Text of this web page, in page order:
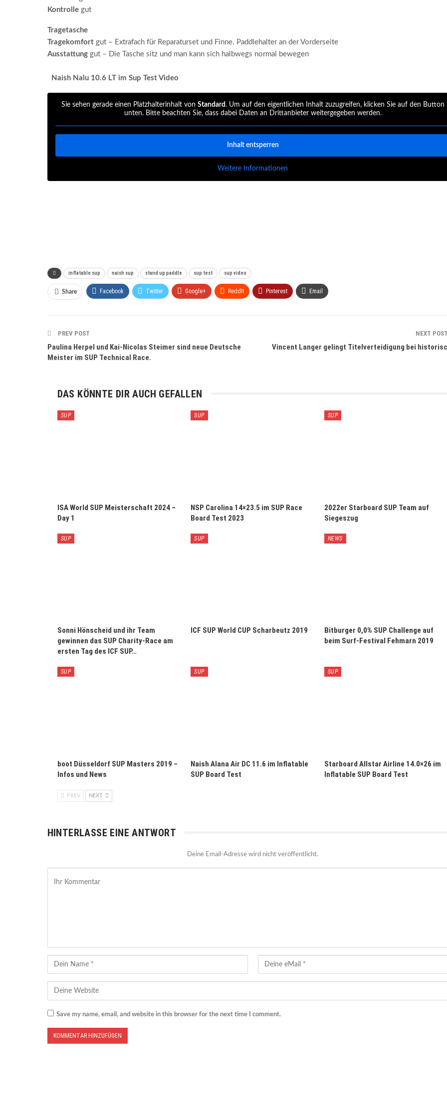
Kontrollegut
Tragetasche
Tragekomfortgut – Extrafach für Reparaturset und Finne. Paddlehalter an der Vorderseite
Ausstattunggut – Die Tasche sitz und man kann sich halbwegs normal bewegen
Naish Nalu 10.6 LT im Sup Test Video
Sie sehen gerade einen Platzhalterinhalt von Standard . Um auf den eigentlichen Inhalt zuzugreifen, klicken Sie auf den Button
unten. Bitte beachten Sie, dass dabei Daten an Drittanbieter weitergegeben werden.
Inhalt entsperren
Weitere Informationen
inflatable sup naish sup stand up paddle sup test sup video
Share Facebook Twitter Google+ ReddIt Pinterest Email
PREV POST
Paulina Herpel und Kai-Nicolas Steimer sind neue Deutsche
Meister im SUP Technical Race.
NEXT POST
Vincent Langer gelingt Titelverteidigung bei
DAS KÖNNTE DIR AUCH GEFALLEN
SUP
ISA World SUP Meisterschaft 2024 –
Day 1
SUP
NSP Carolina 14×23.5 im SUP Race
Board Test 2023
SUP
2022er Starboard SUP Team auf
Siegeszug
SUP
Sonni Hönscheid und ihr Team
gewinnen das SUP Charity-Race am
ersten Tag des ICF SUP…
SUP
ICF SUP World CUP Scharbeutz 2019
NEWS
Bitburger 0,0% SUP Challenge auf
beim Surf-Festival Fehmarn 2019
SUP
boot Düsseldorf SUP Masters 2019 –
Infos und News
SUP
Naish Alana Air DC 11.6 im Inflatable
SUP Board Test
SUP
Starboard Allstar Airline 14.0×26 im
Inflatable SUP Board Test
PREV NEXT
HINTERLASSE EINE ANTWORT
Deine Email-Adresse wird nicht veröffentlicht.
Save my name, email, and website in this browser for the next time I comment.